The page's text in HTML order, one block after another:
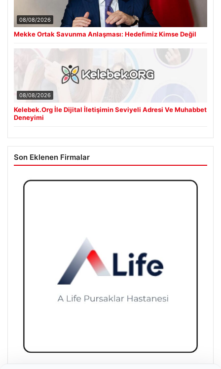
08/08/2026
Mekke Ortak Savunma Anlaşması: Hedefimiz Kimse Değil
08/08/2026
Kelebek.Org İle Dijital İletişimin Seviyeli Adresi Ve Muhabbet
Deneyimi
Son Eklenen Firmalar